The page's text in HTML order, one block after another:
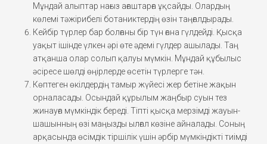
Мұндай алыптар нағыз ағаштарға ұқсайды. Олардың
көлемі тәжірибелі ботаниктердің өзін таңғалдырады.
Кейбір түрлер бар болғаны бір түн ғана гүлдейді. Қысқа
уақыт ішінде үлкен әрі өте әдемі гүлдер ашылады. Таң
атқанша олар солып қалуы мүмкін. Мұндай құбылыс
әсіресе шөлді өңірлерде өсетін түрлерге тән.
Көптеген өкілдердің тамыр жүйесі жер бетіне жақын
орналасады. Осындай құрылым жаңбыр суын тез
жинауға мүмкіндік береді. Тіпті қысқа мерзімді жауын-
шашынның өзі маңызды ылғал көзіне айналады. Соның
арқасында өсімдік тіршілік үшін әрбір мүмкіндікті тиімді